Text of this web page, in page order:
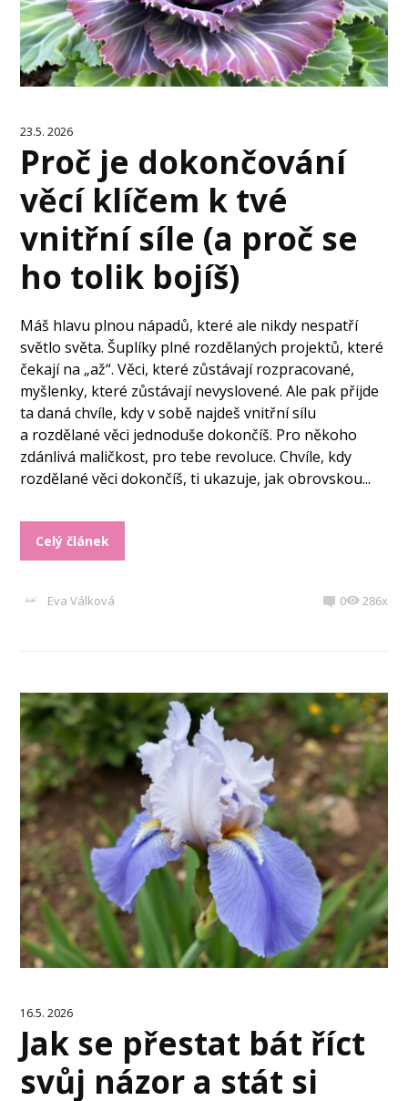
23.5. 2026
Proč je dokončování
věcí klíčem k tvé
vnitřní síle (a proč se
ho tolik bojíš)
Máš hlavu plnou nápadů, které ale nikdy nespatří
světlo světa. Šuplíky plné rozdělaných projektů, které
čekají na „až“. Věci, které zůstávají rozpracované,
myšlenky, které zůstávají nevyslovené. Ale pak přijde
ta daná chvíle, kdy v sobě najdeš vnitřní sílu
a rozdělané věci jednoduše dokončíš. Pro někoho
zdánlivá maličkost, pro tebe revoluce. Chvíle, kdy
rozdělané věci dokončíš, ti ukazuje, jak obrovskou...
Celý článek
Eva Válková 0 286x
16.5. 2026
Jak se přestat bát říct
svůj názor a stát si